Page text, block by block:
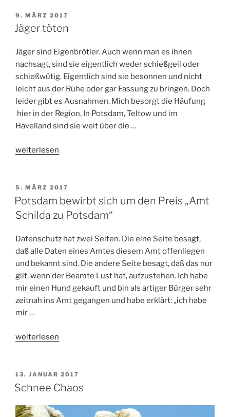
VERÖFFENTLICHT
AM
9. MÄRZ 2017
Jäger töten
Jäger sind Eigenbrötler. Auch wenn man es ihnen
nachsagt, sind sie eigentlich weder schießgeil oder
schießwütig. Eigentlich sind sie besonnen und nicht
leicht aus der Ruhe oder gar Fassung zu bringen. Doch
leider gibt es Ausnahmen. Mich besorgt die Häufung
hier in der Region. In Potsdam, Teltow und im
Havelland sind sie weit über die …
„Jäger
weiterlesen
VERÖFFENTLICHT
AM
5. MÄRZ 2017
Potsdam bewirbt sich um den Preis „Amt
Schilda zu Potsdam“
Datenschutz hat zwei Seiten. Die eine Seite besagt,
daß alle Daten eines Amtes diesem Amt offenliegen
und bekannt sind. Die andere Seite besagt, daß das nur
gilt, wenn der Beamte Lust hat, aufzustehen. Ich habe
mir einen Hund gekauft und bin als artiger Bürger sehr
zeitnah ins Amt gegangen und habe erklärt: „ich habe
mir …
„Potsdam
um
den
„Amt
weiterlesen
VERÖFFENTLICHT
AM
13. JANUAR 2017
Schnee Chaos